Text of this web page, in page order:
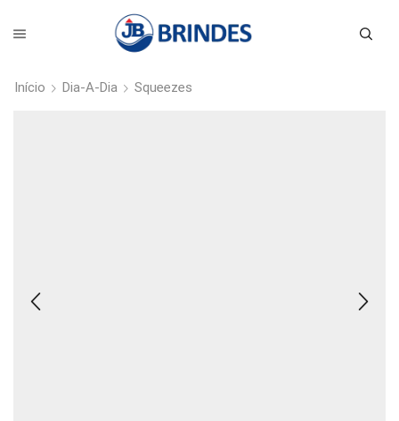
Início Dia-A-Dia Squeezes